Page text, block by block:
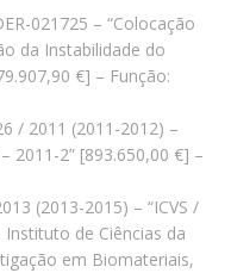
021725 – “Colocação
da Instabilidade do
€] – Função:
/ 2011 (2011-2012) –
2011-2” [893.650,00 €] –
(2013-2015) – “ICVS /
de Ciências da
em Biomateriais,